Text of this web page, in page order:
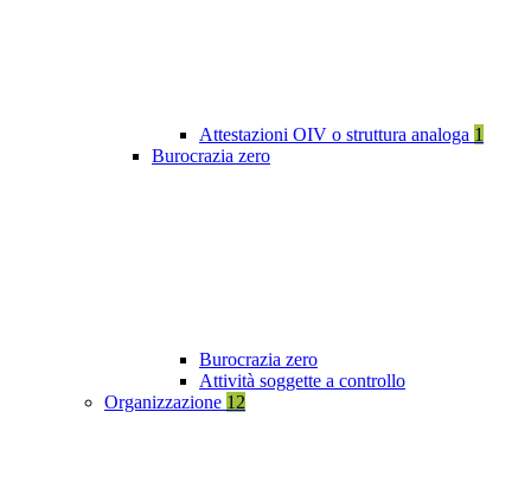
Attestazioni OIV o struttura analoga 1
Burocrazia zero
Burocrazia zero
Attività soggette a controllo
Organizzazione 12